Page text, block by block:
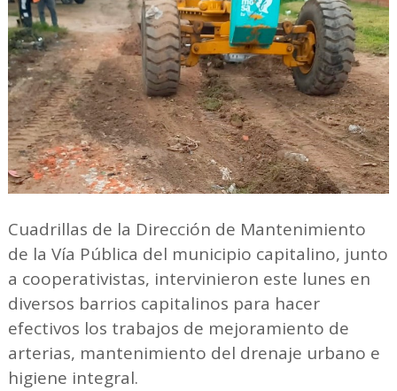
Cuadrillas de la Dirección de Mantenimiento
de la Vía Pública del municipio capitalino, junto
a cooperativistas, intervinieron este lunes en
diversos barrios capitalinos para hacer
efectivos los trabajos de mejoramiento de
arterias, mantenimiento del drenaje urbano e
higiene integral.